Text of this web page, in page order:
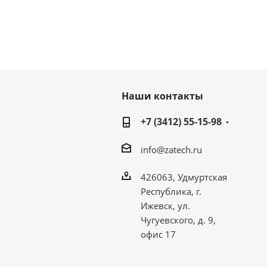
Наши контакты
+7 (3412) 55-15-98
info@zatech.ru
426063, Удмуртская
Республика, г.
Ижевск, ул.
Чугуевского, д. 9,
офис 17